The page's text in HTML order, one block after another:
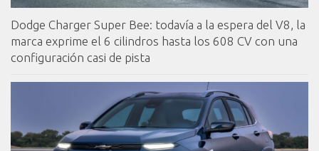
Dodge Charger Super Bee: todavía a la espera del V8, la
marca exprime el 6 cilindros hasta los 608 CV con una
configuración casi de pista